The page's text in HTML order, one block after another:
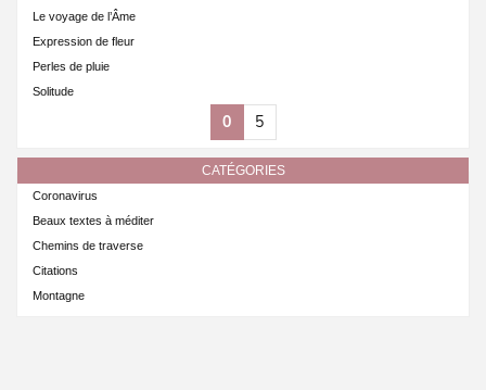
Le voyage de l’Âme
Expression de fleur
Perles de pluie
Solitude
0 5
CATÉGORIES
Coronavirus
Beaux textes à méditer
Chemins de traverse
Citations
Montagne